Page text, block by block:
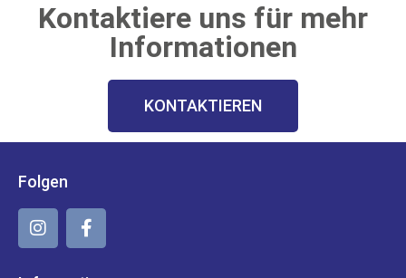
Kontaktiere uns für mehr
Informationen
KONTAKTIEREN
Folgen